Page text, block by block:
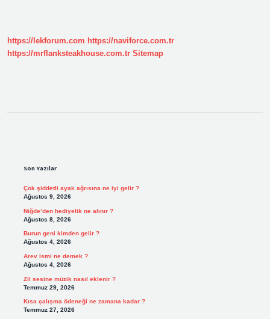
https://lekforum.com https://naviforce.com.tr
https://mrflanksteakhouse.com.tr Sitemap
Son Yazılar
Çok şiddetli ayak ağrısına ne iyi gelir ?
Ağustos 9, 2026
Niğde’den hediyelik ne alınır ?
Ağustos 8, 2026
Burun geni kimden gelir ?
Ağustos 4, 2026
Arev ismi ne demek ?
Ağustos 4, 2026
Zil sesine müzik nasıl eklenir ?
Temmuz 29, 2026
Kısa çalışma ödeneği ne zamana kadar ?
Temmuz 27, 2026